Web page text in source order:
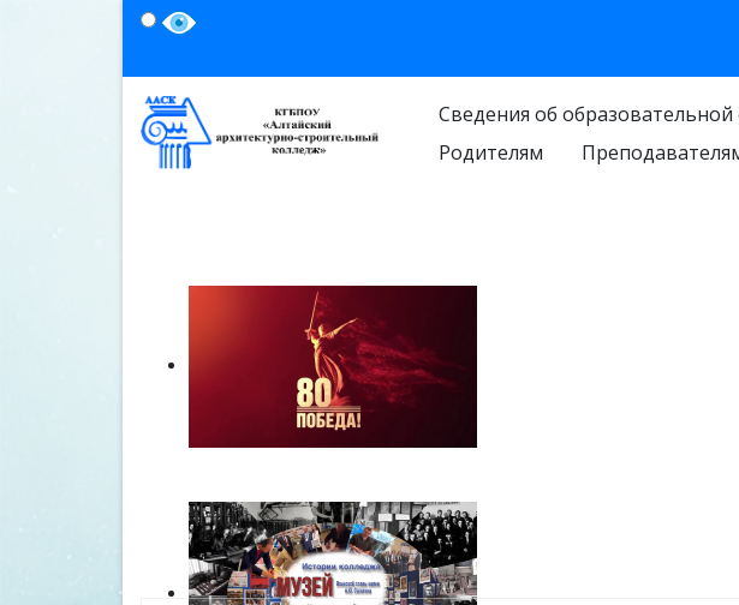
Сведения об
Родителям